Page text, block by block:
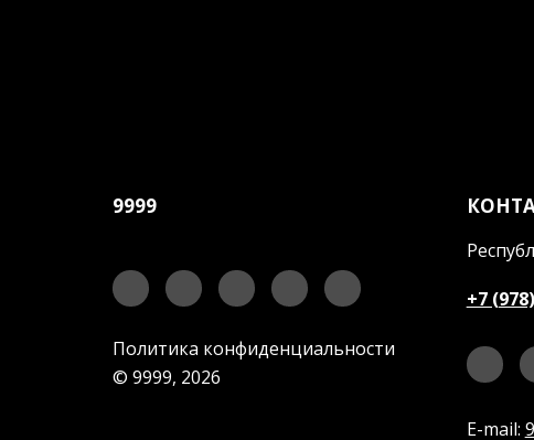
9999
Политика конфиденциальности
© 9999, 2026
+7
E-mail: